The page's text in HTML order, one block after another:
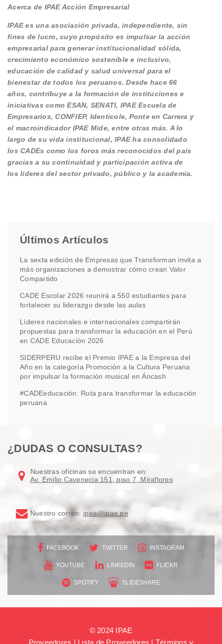
Acerca de IPAE Acción Empresarial
IPAE es una asociación privada, independiente, sin
fines de lucro, cuyo propósito es impulsar la acción
empresarial para generar institucionalidad sólida,
crecimiento económico sostenible e inclusivo,
educación de calidad y salud universal para el
bienestar de todos los peruanos. Desde hace 66
años, contribuye a la formación de instituciones e
iniciativas como ESAN, SENATI, IPAE Escuela de
Empresarios, CONFIEP, Identicole, Ponte en Carrera y
el macroindicador IPAE Mide, entre otras más. A lo
largo de su vida institucional, IPAE ha consolidado
los CADEs como los foros más reconocidos del país
gracias a su continuidad y participación activa de
los líderes del sector privado, público y la academia.
Últimos Artículos
La sexta edición de Empresas que Transforman invita a
más organizaciones a demostrar cómo crean Valor
Compartido
CADE Escolar 2026 reunirá a 550 estudiantes para
fortalecer su liderazgo desde las aulas
Líderes nacionales e internacionales compartirán
propuestas para transformar la educación en el Perú
en CADE Educación 2026
SIDERPERU recibe el Premio IPAE a la Empresa del
Año en la categoría Promoción a la Cultura Peruana
por impulsar la formación musical en Áncash
#CADEeducación: Ruta para transformar la educación
peruana
¿DUDAS O CONSULTAS?
Nuestras oficinas se encuentran en:
Av. Emilio Cavenecia 151, piso 7, Miraflores
Nuestro correo: ipae@ipae.pe
FACEBOOK TWITTER INSTAGRAM
YOUTUBE LINKEDIN FLICKR
SPOTIFY SLIDESHARE
© 2024 IPAE
Proveedores | Lista de Proveedores | Términos y